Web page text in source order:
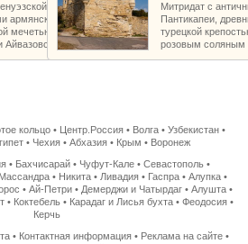
крепостью Кафы,
армянскими храмами,
мечетью и баней-хамам,
и Грина
Митридат с
Пантикапеи,
турецкой
розовым соляным
кольцо • Центр.Россия • Волга •Узбекистан •
• Чехия• Абхазия• Крым • Воронеж
• Бахчисарай • Чуфут-Кале •Севастополь •
Массандра• Никита• Ливадия• Гаспра• Алупка•
•Ай-Петри • Демерджи и Чатырдаг •Алушта •
• Коктебель • Карадаг и Лисья бухта •Феодосия •
Керчь
• Контактная информация • Реклама на сайте •